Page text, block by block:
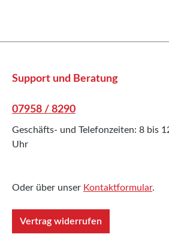
Support und Beratung
07958 / 8290
Geschäfts- und Telefonzeiten: 8 bis
Uhr
Oder über unser Kontaktformular.
Vertrag widerrufen